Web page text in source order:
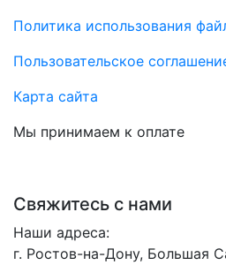
Политика использования
Пользовательское
Карта сайта
Мы принимаем к оплате
Свяжитесь с нами
Наши адреса:
г. Ростов-на-Дону, Большая